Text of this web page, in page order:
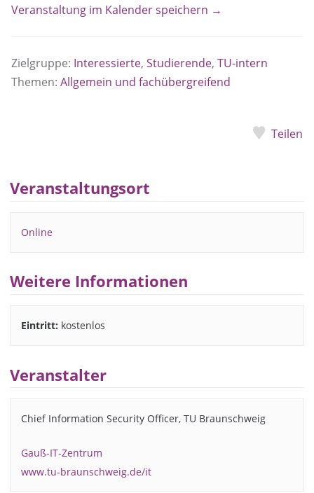
Veranstaltung im Kalender speichern →
Zielgruppe: Interessierte, Studierende, TU-intern
Themen: Allgemein und fachübergreifend
Teilen
Veranstaltungsort
Online
Weitere Informationen
Eintritt: kostenlos
Veranstalter
Chief Information Security Officer, TU Braunschweig
Gauß-IT-Zentrum
www.tu-braunschweig.de/it